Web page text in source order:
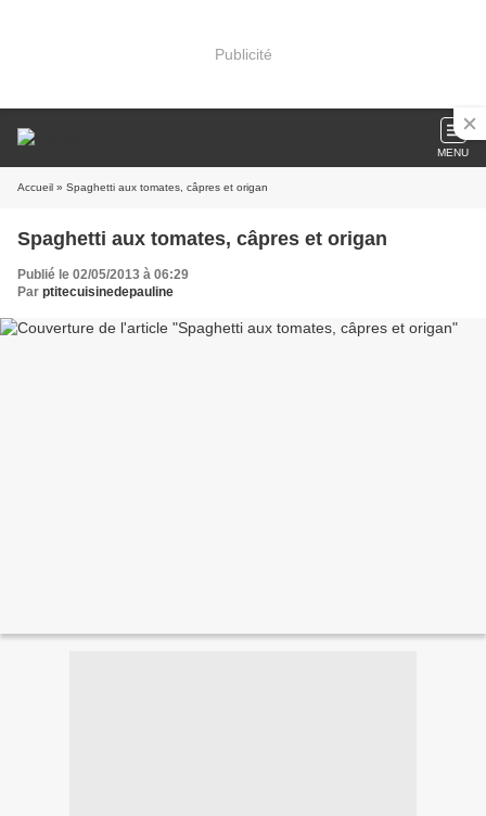
Publicité
MENU
Accueil » Spaghetti aux tomates, câpres et origan
Spaghetti aux tomates, câpres et origan
Publié le 02/05/2013 à 06:29
Par ptitecuisinedepauline